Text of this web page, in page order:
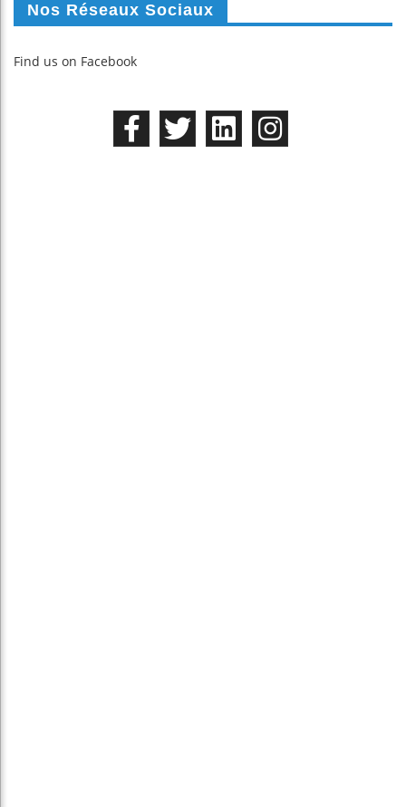
Nos Réseaux Sociaux
Find us on Facebook